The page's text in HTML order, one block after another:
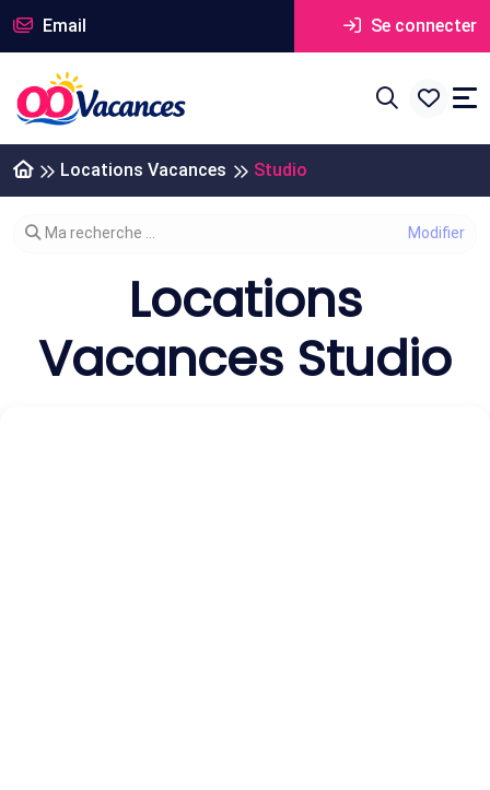
Email Se connecter
Locations Vacances Studio
Modifier votre recherche
Ma recherche ...
Locations
Vacances Studio